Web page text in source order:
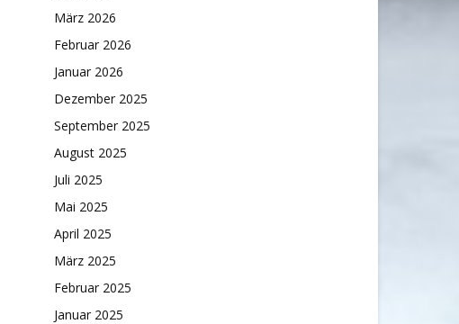
März 2026
Februar 2026
Januar 2026
Dezember 2025
September 2025
August 2025
Juli 2025
Mai 2025
April 2025
März 2025
Februar 2025
Januar 2025